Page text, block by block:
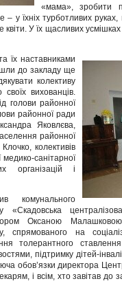
«мама», зробити
у їхніх турботливих руках,
У їх щасливих
їх наставниками
до закладу ще
колективу
вихованців.
голови районної
районної ради
Яковлєва,
районної
колективів
санітарної
організацій і
комунального
«Скадовська
Оксаною
спрямованого на
толерантного
підтримку дітей-
обов’язки директора
і всім, хто завітав до